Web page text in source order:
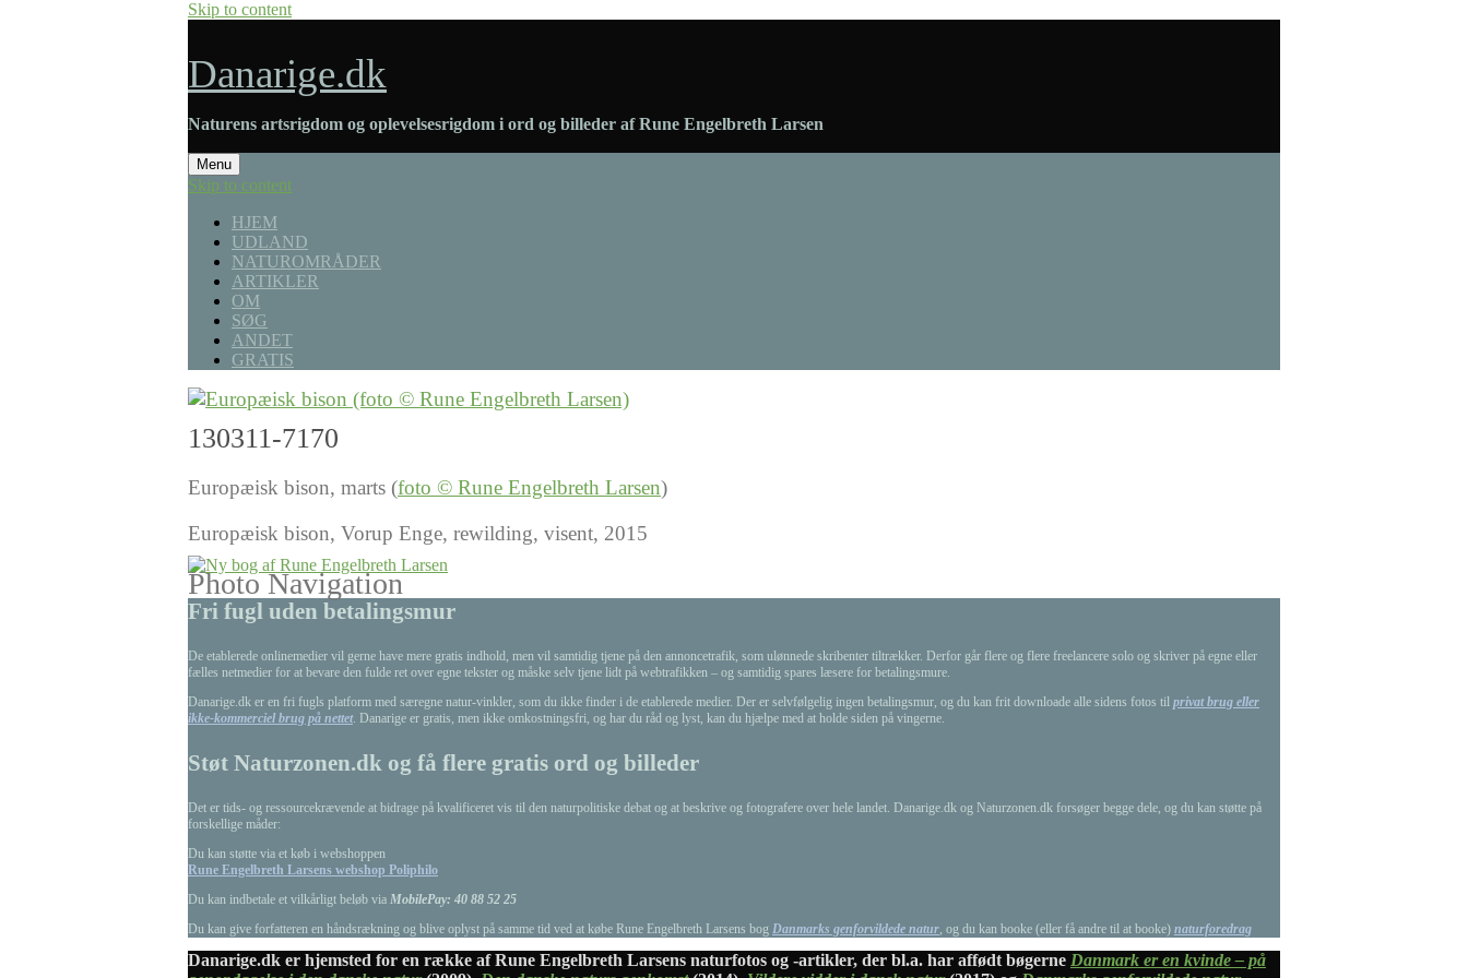
Skip to content
Danarige.dk
Naturens artsrigdom og oplevelsesrigdom i ord og billeder af Rune Engelbreth Larsen
Menu
Skip to content
HJEM
UDLAND
NATUROMRÅDER
ARTIKLER
OM
SØG
ANDET
GRATIS
130311-7170
Europæisk bison, marts (foto © Rune Engelbreth Larsen)
Europæisk bison, Vorup Enge, rewilding, visent, 2015
Photo Navigation
Fri fugl uden betalingsmur
De etablerede onlinemedier vil gerne have mere gratis indhold, men vil samtidig tjene på den annoncetrafik, som ulønnede skribenter tiltrækker. Derfor går flere og flere freelancere solo og skriver på egne eller
fælles netmedier for at bevare den fulde ret over egne tekster og måske selv tjene lidt på webtrafikken – og samtidig spares læsere for betalingsmure.
Danarige.dk er en fri fugls platform med særegne natur-vinkler, som du ikke finder i de etablerede medier. Der er selvfølgelig ingen betalingsmur, og du kan frit downloade alle sidens fotos til privat brug eller
ikke-kommerciel brug på nettet. Danarige er gratis, men ikke omkostningsfri, og har du råd og lyst, kan du hjælpe med at holde siden på vingerne.
Støt Naturzonen.dk og få flere gratis ord og billeder
Det er tids- og ressourcekrævende at bidrage på kvalificeret vis til den naturpolitiske debat og at beskrive og fotografere over hele landet. Danarige.dk og Naturzonen.dk forsøger begge dele, og du kan støtte på
forskellige måder:
Du kan støtte via et køb i webshoppen
Rune Engelbreth Larsens webshop Poliphilo
Du kan indbetale et vilkårligt beløb via MobilePay: 40 88 52 25
Du kan give forfatteren en håndsrækning og blive oplyst på samme tid ved at købe Rune Engelbreth Larsens bog Danmarks genforvildede natur , og du kan booke (eller få andre til at booke) naturforedrag
Danarige.dk er hjemsted for en række af Rune Engelbreth Larsens naturfotos og -artikler, der bl.a. har affødt bøgerne Danmark er en kvinde – på